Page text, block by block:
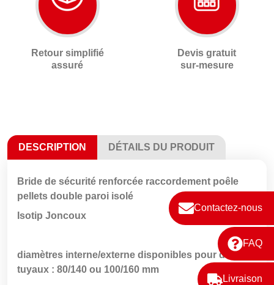
Contactez-nous
FAQ
Livraison
Retour simplifié
assuré
Devis gratuit
sur-mesure
DESCRIPTION DÉTAILS DU PRODUIT
Bride de sécurité renforcée raccordement poêle
pellets double paroi isolé
Isotip Joncoux
diamètres interne/externe disponibles pour des
tuyaux : 80/140 ou 100/160 mm